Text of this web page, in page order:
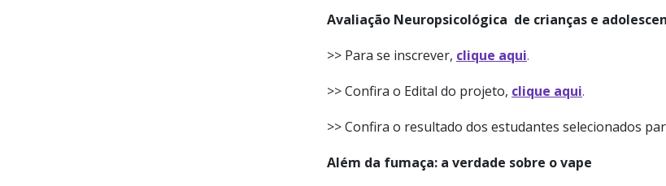
Avaliação Neuropsicológica de crianças e
>> Para se inscrever, clique aqui.
>> Confira o Edital do projeto, clique aqui.
>> Confira o resultado dos estudantes selecionados
Além da fumaça: a verdade sobre o vape